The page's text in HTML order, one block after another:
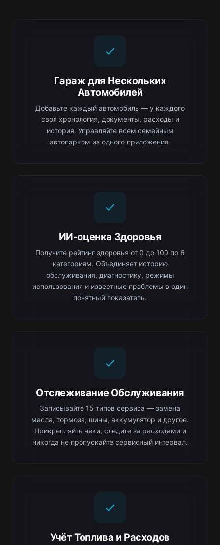
Гараж для Нескольких
Автомобилей
Добавьте каждый автомобиль — у каждого
своя хронология, документы, расходы и
история. Управляйте всем семейным
автопарком из одного приложения.
ИИ-оценка Здоровья
Получите рейтинг здоровья от 0 до 100 по 6
категориям. Объединяет историю
обслуживания, диагностику, режимы
использования и известные проблемы в один
понятный показатель.
Отслеживание Обслуживания
Записывайте 15 типов сервиса — замена
масла, тормоза, шины, аккумулятор и другое.
Прикрепляйте чеки, следите за расходами и
никогда не пропускайте сервисный интервал.
Учёт Топлива и Расходов